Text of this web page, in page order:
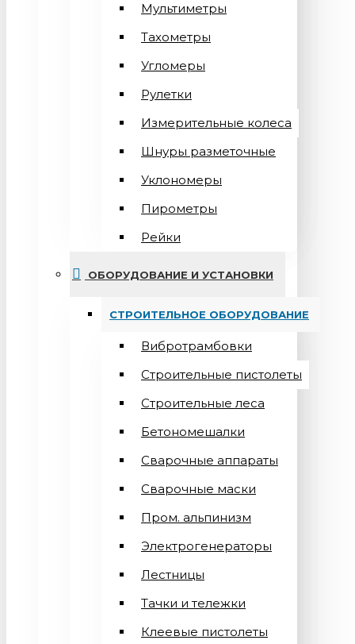
Мультиметры
Тахометры
Угломеры
Рулетки
Измерительные колеса
Шнуры разметочные
Уклономеры
Пирометры
Рейки
ОБОРУДОВАНИЕ И УСТАНОВКИ
СТРОИТЕЛЬНОЕ ОБОРУДОВАНИЕ
Вибротрамбовки
Строительные пистолеты
Строительные леса
Бетономешалки
Сварочные аппараты
Cварочные маски
Пром. альпинизм
Электрогенераторы
Лестницы
Тачки и тележки
Клеевые пистолеты